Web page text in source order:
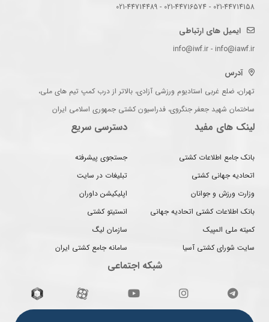
021-44714158 - 021-44716574 - 021-44714489
ایمیل های ارتباطی
info@iwf.ir - info@iawf.ir
آدرس
تهران، ضلع غربی استادیوم ورزشی آزادی، بالاتر از درب کمپ تیم های ملی،
ساختمان شهید جعفر جنگروی، فدراسیون کشتی جمهوری اسلامی ایران
لینک های مفید
بانک جامع اطلاعات کشتی
اتحادیه جهانی کشتی
وزارت ورزش و جوانان
بانک اطلاعات کشتی اتحادیه جهانی
کمیته ملی المپیک
سایت شورای کشتی آسیا
دسترسی سریع
جستجوی پیشرفته
تبلیغات در سایت
اپلیکیشن داوران
انستیتو کشتی
سازمان لیگ
سامانه جامع کشتی ایران
شبکه اجتماعی